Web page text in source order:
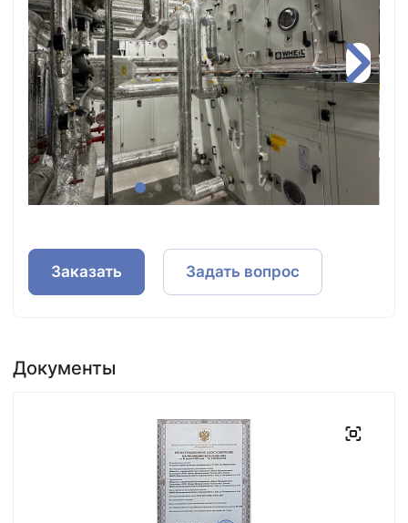
Заказать Задать вопрос
Документы